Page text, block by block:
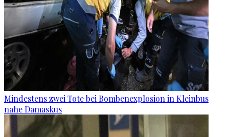
Mindestens zwei Tote bei Bombenexplosion in Kleinbus
nahe Damaskus